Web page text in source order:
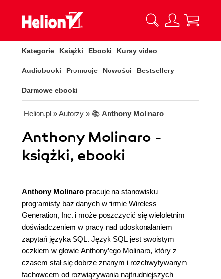
Kategorie Książki Ebooki Kursy video
Audiobooki Promocje Nowości Bestsellery
Darmowe ebooki
Helion.pl » Autorzy » 📚 Anthony Molinaro
Anthony Molinaro -
książki, ebooki
Anthony Molinaro pracuje na stanowisku
programisty baz danych w firmie Wireless
Generation, Inc. i może poszczycić się wieloletnim
doświadczeniem w pracy nad udoskonalaniem
zapytań języka SQL. Język SQL jest swoistym
oczkiem w głowie Anthony’ego Molinaro, który z
czasem stał się dobrze znanym i rozchwytywanym
fachowcem od rozwiązywania najtrudniejszych